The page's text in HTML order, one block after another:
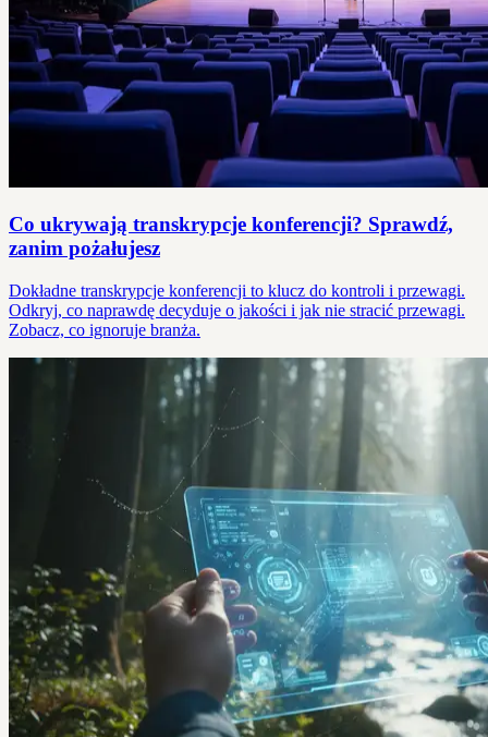
Co ukrywają transkrypcje konferencji? Sprawdź,
zanim pożałujesz
Dokładne transkrypcje konferencji to klucz do kontroli i przewagi.
Odkryj, co naprawdę decyduje o jakości i jak nie stracić przewagi.
Zobacz, co ignoruje branża.